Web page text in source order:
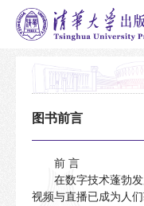
图书前言
前 言
在数字技术蓬勃
视频与直播已成为人